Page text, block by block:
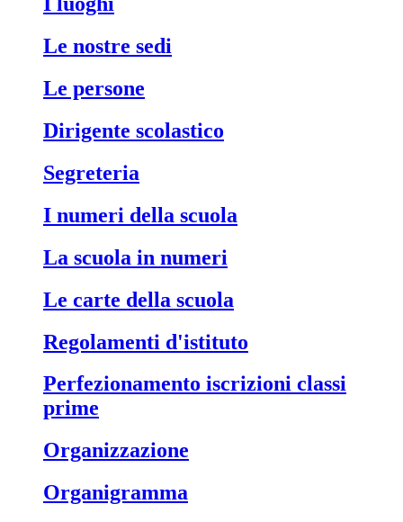
le nostre sedi
le persone
dirigente scolastico
segreteria
i numeri della scuola
la scuola in numeri
le carte della scuola
regolamenti d'istituto
perfezionamento iscrizioni classi
prime
organizzazione
organigramma